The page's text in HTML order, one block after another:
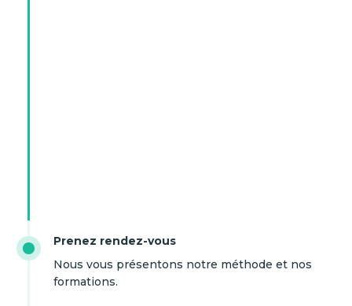
Prenez rendez-vous
Nous vous présentons notre méthode et nos
formations.